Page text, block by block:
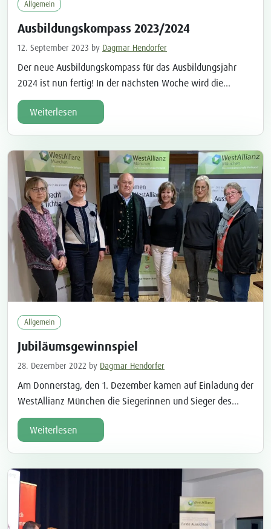
Allgemein
Ausbildungskompass 2023/2024
12. September 2023 by Dagmar Hendorfer
Der neue Ausbildungskompass für das Ausbildungsjahr
2024 ist nun fertig! In der nächsten Woche wird die
Druckversion an die Schulen in den Gemeinden der
WestAllianz München ausgeliefert – hier steht für Sie
Weiterlesen
Allgemein
Jubiläumsgewinnspiel
28. Dezember 2022 by Dagmar Hendorfer
Am Donnerstag, den 1. Dezember kamen auf Einladung der
WestAllianz München die Siegerinnen und Sieger des
Jubiläumsgewinnspiels im Rathaus Sulzemoos zusammen.
Nach einer kurzen Begrüßung und einigen Informationen
WestAllianz, persönlich überreicht. Den ersten Preis, einen
„Teufel Boomster“, durfte Hans Schlammerl aus […]
Weiterlesen